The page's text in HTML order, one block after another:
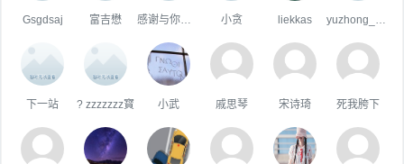
Gsgdsaj 富吉懋 小贪 liekkas
下一站 ? zzzzzzz寳 小武 戚思琴 宋诗琦 死我胯下